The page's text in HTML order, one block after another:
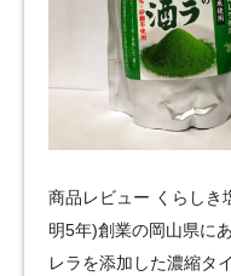
商品レビュー くらしき
明5年)創業の岡山県に
レラを添加した濃縮タ